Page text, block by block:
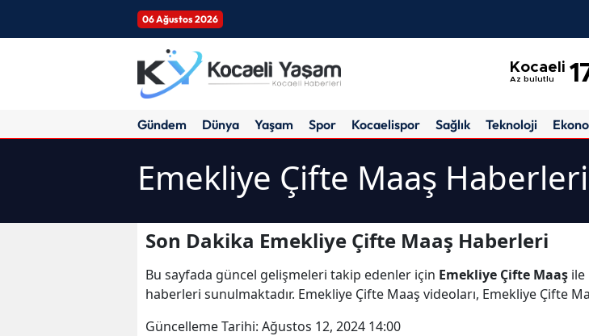
06 Ağustos 2026
Kocaeli
Az bulutlu
Adıyaman
Amasya
Antalya
Artvin
Gündem Dünya Yaşam Spor Kocaelispor Sağlık Teknoloji
Emekliye Çifte Maaş Haberleri
Son Dakika Emekliye Çifte Maaş Haberleri
Bu sayfada güncel gelişmeleri takip edenler için Emekliye Çifte Maaş ile
haberleri sunulmaktadır. Emekliye Çifte Maaş videoları, Emekliye Çifte
Güncelleme Tarihi: Ağustos 12, 2024 14:00